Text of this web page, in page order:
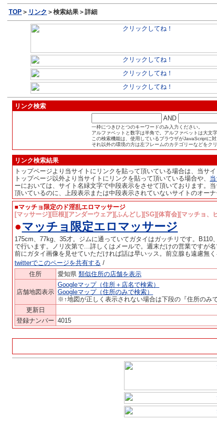
TOP ＞ リンク ＞検索結果＞詳細
リンク検索
AND
一枠につきひとつのキーワードのみ入力ください。
アルファベットと数字は半角で。アルファベットは大文
この検索機能は、使用しているブラウザがJavaScriptに
それ以外の環境の方は左フレームのカテゴリーなどをク
リンク検索結果
トップページより当サイトにリンクを貼って頂いている場合は、当サ
トップページ以外より当サイトにリンクを貼って頂いている場合や、
ーにおいては、サイト名緑文字で中段表示をさせて頂いております。
頂いているのに、上段表示または中段表示されていないサイトのオー
■マッチョ限定のド淫乱エロマッサージ
[マッサージ][巨根][アンダーウェア][ふんどし][SG][体育会][マッチョ、
●マッチョ限定エロマッサージ
175cm、77kg、35才。ジムに通っていてガタイはガッチリです。
で行います。ノリ次第で…詳しくはメールで。週末だけの営業ですが
前にガタイ画像を見せていただければ話は早いッス。前立腺も遠慮無
twitterでこのページを共有する /
住所
愛知県 類似住所の店舗を表示
店舗地図表示
Googleマップ（住所＋店名で検索）
Googleマップ（住所のみで検索）
※↑地図が正しく表示されない場合は下段の『住所のみ
更新日
登録ナンバー 4015